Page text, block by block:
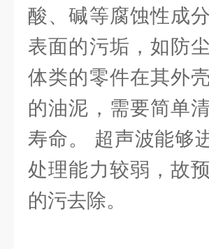
酸、碱等腐蚀性成
表面的污垢，如防
体类的零件在其外
的油泥，需要简单
寿命。 超声波能够
处理能力较弱，故
的污去除。